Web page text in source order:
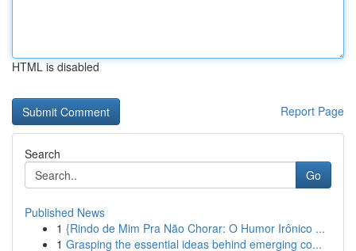
HTML is disabled
Report Page
Search
Go
Published News
1 {Rindo de Mim Pra Não Chorar: O Humor Irônico ...
1 Grasping the essential ideas behind emerging co...